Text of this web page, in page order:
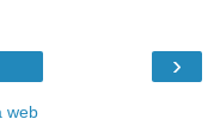
›
web